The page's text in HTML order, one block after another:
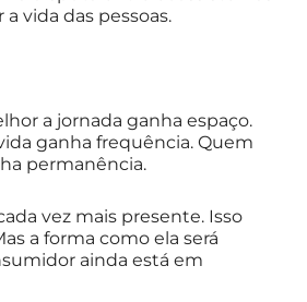
vida das pessoas.
a jornada ganha espaço.
ganha frequência. Quem
permanência.
vez mais presente. Isso
a forma como ela será
ainda está em